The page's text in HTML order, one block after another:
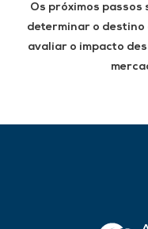
Os próximos
determinar o destino
avaliar o impacto